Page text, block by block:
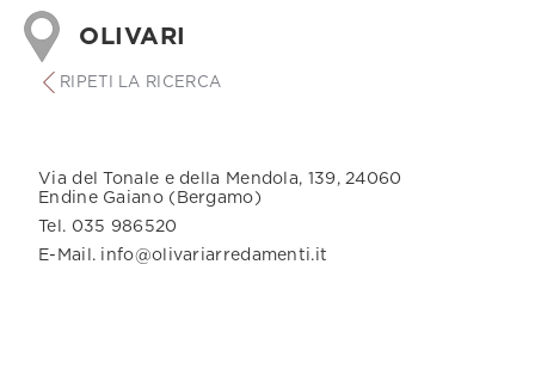
OLIVARI
RIPETI LA RICERCA
Via del Tonale e della Mendola, 139, 24060
Endine Gaiano (Bergamo)
Tel. 035 986520
E-Mail. info@olivariarredamenti.it